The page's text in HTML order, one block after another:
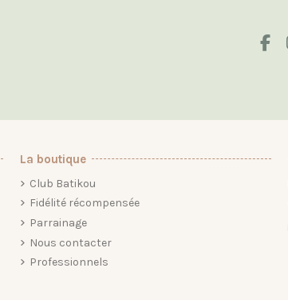
La boutique
Club Batikou
Fidélité récompensée
Parrainage
Nous contacter
Professionnels